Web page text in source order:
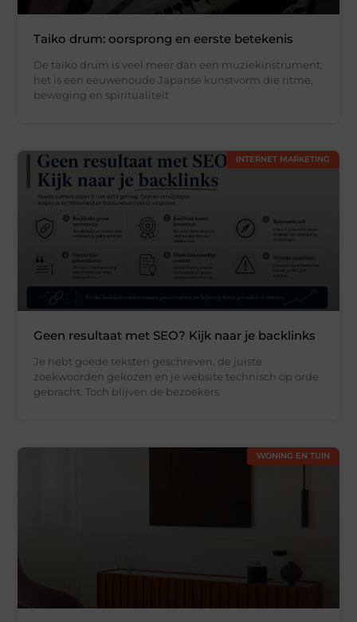
Taiko drum: oorsprong en eerste betekenis
De taiko drum is veel meer dan een muziekinstrument;
het is een eeuwenoude Japanse kunstvorm die ritme,
beweging en spiritualiteit
INTERNET MARKETING
Geen resultaat met SEO? Kijk naar je backlinks
Je hebt goede teksten geschreven, de juiste
zoekwoorden gekozen en je website technisch op orde
gebracht. Toch blijven de bezoekers
WONING EN TUIN